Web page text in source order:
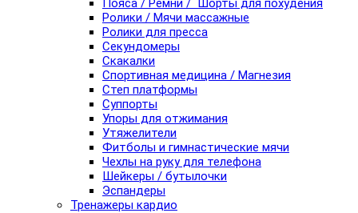
Пояса / Ремни / Шорты для похудения
Ролики / Мячи массажные
Ролики для пресса
Секундомеры
Скакалки
Спортивная медицина / Магнезия
Степ платформы
Суппорты
Упоры для отжимания
Утяжелители
Фитболы и гимнастические мячи
Чехлы на руку для телефона
Шейкеры / бутылочки
Эспандеры
Тренажеры кардио